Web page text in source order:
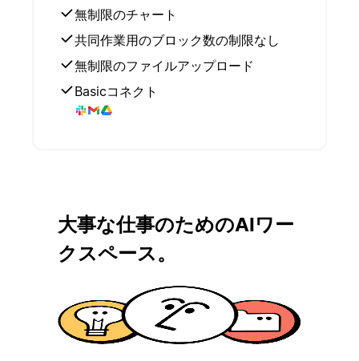
無制限のチャート
共同作業用のブロック数の制限なし
無制限のファイルアップロード
Basicコネクト
大事な仕事のためのAIワー
クスペース。